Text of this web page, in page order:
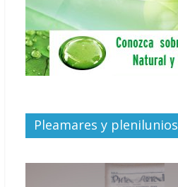
Pleamares y plenilunios